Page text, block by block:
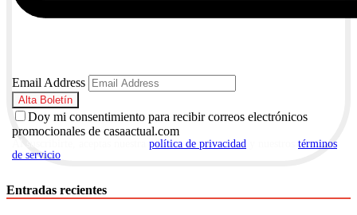
Email Address
Doy mi consentimiento para recibir correos electrónicos
promocionales de casaactual.com
política de privacidad
términos
de servicio
Entradas recientes